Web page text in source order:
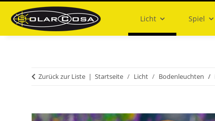
Licht Spiel
Zurück zur Liste Startseite Licht Bodenleuchten